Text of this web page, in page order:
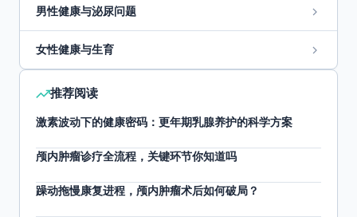
男性健康与泌尿问题
女性健康与生育
推荐阅读
激素波动下的健康密码：更年期乳腺养护的科学方案
颅内肿瘤诊疗全流程，关键环节你知道吗
躁动拖慢康复进程，颅内肿瘤术后如何破局？